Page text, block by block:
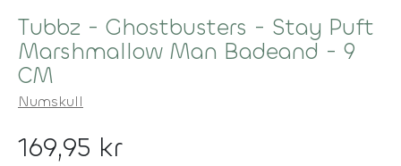
Tubbz - Ghostbusters - Stay Puft
Marshmallow Man Badeand - 9
CM
Numskull
169,95 kr